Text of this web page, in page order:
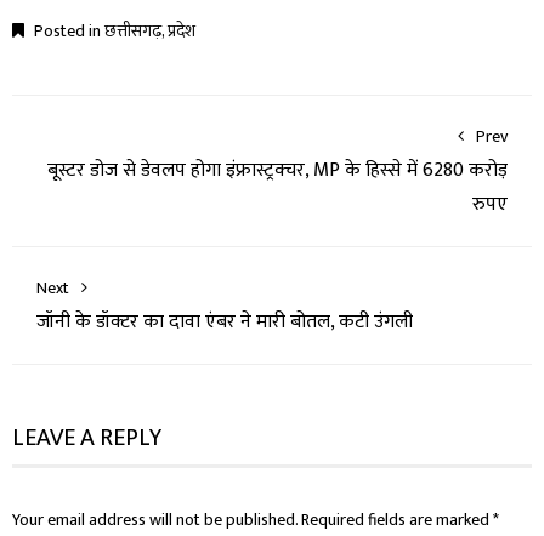
Posted inछत्तीसगढ़,प्रदेश
Prev
बूस्टर डोज से डेवलप होगा इंफ्रास्ट्रक्चर, MP के हिस्से में 6280 करोड़
रुपए
Next
जॉनी के डॉक्टर का दावा एंबर ने मारी बोतल, कटी उंगली
LEAVE A REPLY
Your email address will not be published.Required fields are marked*